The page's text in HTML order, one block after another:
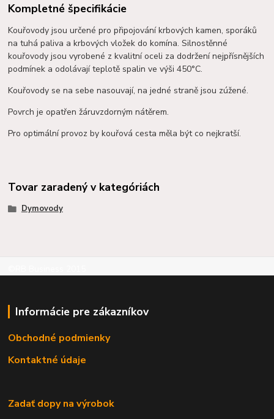
Kompletné špecifikácie
Kouřovody jsou určené pro připojování krbových kamen, sporáků
na tuhá paliva a krbových vložek do komína. Silnostěnné
kouřovody jsou vyrobené z kvalitní oceli za dodržení nejpřísnějších
podmínek a odolávají teplotě spalin ve výši 450°C.
Kouřovody se na sebe nasouvají, na jedné straně jsou zúžené.
Povrch je opatřen žáruvzdorným nátěrem.
Pro optimální provoz by kouřová cesta měla být co nejkratší.
Tovar zaradený v kategóriách
Dymovody
Informácie pre zákazníkov
Obchodné podmienky
Kontaktné údaje
Zadať dopy na výrobok